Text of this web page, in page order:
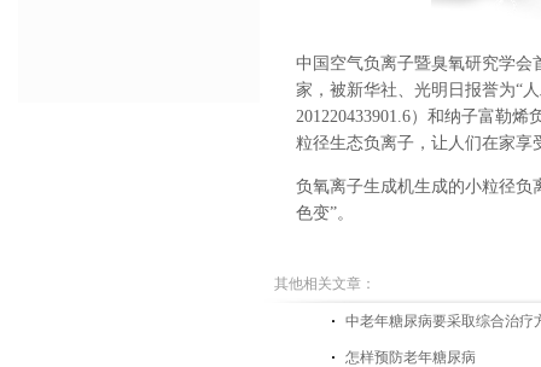
中国空气负离子暨臭氧研究学会
家，被新华社、光明日报誉为“
201220433901.6）和纳子富勒
粒径生态负离子，让人们在家享
负氧离子生成机生成的小粒径负
色变”。
其他相关文章：
中老年糖尿病要采取综合治疗
怎样预防老年糖尿病